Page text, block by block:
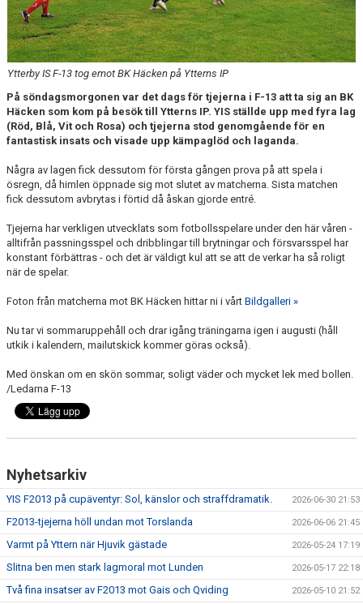
Ytterby IS F-13 tog emot BK Häcken på Ytterns IP
På söndagsmorgonen var det dags för tjejerna i F-13 att ta sig an BK
Häcken som kom på besök till Ytterns IP. YIS ställde upp med fyra lag
(Röd, Blå, Vit och Rosa) och tjejerna stod genomgående för en
fantastisk insats och visade upp kämpaglöd och laganda.
Några av lagen fick dessutom för första gången prova på att spela i
ösregn, då himlen öppnade sig mot slutet av matcherna. Sista matchen
fick dessutom avbrytas i förtid då åskan gjorde entré.
Tjejerna har verkligen utvecklats som fotbollsspelare under den här våren -
alltifrån passningsspel och dribblingar till brytningar och försvarsspel har
konstant förbättras - och det är väldigt kul att se att de verkar ha så roligt
när de spelar.
Foton från matcherna mot BK Häcken hittar ni i vårt Bildgalleri »
Nu tar vi sommaruppehåll och drar igång träningarna igen i augusti (håll
utkik i kalendern, mailutskick kommer göras också).
Med önskan om en skön sommar, soligt väder och mycket lek med bollen.
/Ledarna F-13
Nyhetsarkiv
YIS F2013 på cupäventyr: Sol, känslor och straffdramatik. 2026-06-30 21:53
F2013-tjejerna höll undan mot Torslanda 2026-06-06 21:45
Varmt på Yttern när Hjuvik gästade 2026-05-24 17:19
Slitna ben men stark lagmoral mot Lunden 2026-05-17 22:18
Två fina insatser av F2013 mot Gais och Qviding 2026-05-10 21:52